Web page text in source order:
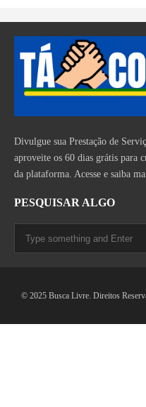
Divulgue sua Prestação de
aproveite os 60 dias grátis para
da plataforma. Acesse e saiba
PESQUISAR ALGO
© 2025 Busca Livre. Direitos